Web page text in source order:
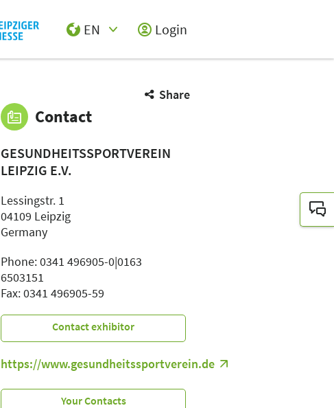
EN
Login
Share
Contact
GESUNDHEITSSPORTVEREIN
LEIPZIG E.V.
Lessingstr. 1
04109 Leipzig
Germany
Phone: 0341 496905-0|0163
6503151
Fax: 0341 496905-59
Contact exhibitor
https://www.gesundheitssportverein.de
Your Contacts